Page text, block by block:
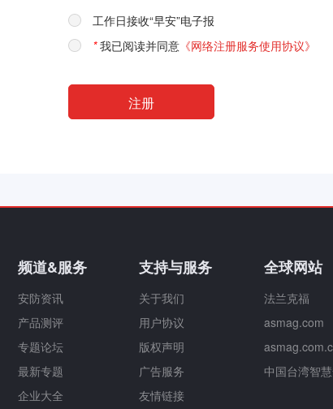
工作日接收“早安”电子报
*我已阅读并同意 《网络注册服务使用协议》
频道&服务
安防资讯
产品测评
专题论坛
最新专题
企业大全
支持与服务
关于我们
用户协议
版权声明
广告服务
友情链接
全球网站
法兰克福
asmag.com
中国台湾智